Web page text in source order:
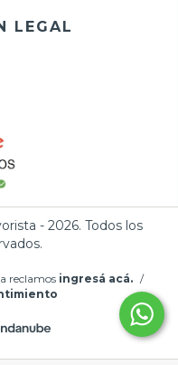
LEGAL
- 2026. Todos los
reclamos ingresá acá. /